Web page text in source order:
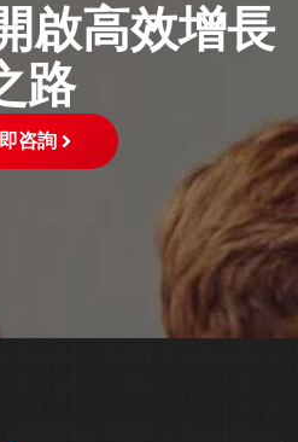
啟高效增長
路
咨詢